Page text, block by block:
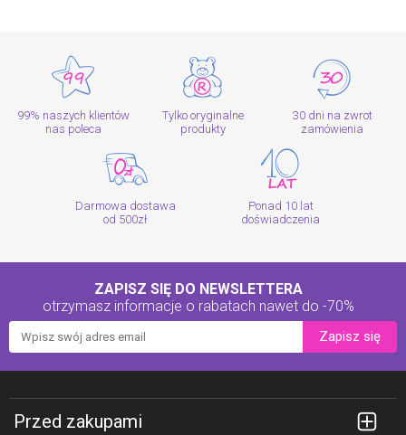
99% naszych klientów
nas poleca
Tylko oryginalne
produkty
30 dni na zwrot
zamówienia
Darmowa dostawa
od 500zł
Ponad 10 lat
doświadczenia
ZAPISZ SIĘ DO NEWSLETTERA
otrzymasz informacje o rabatach nawet do -70%
Zapisz się
Przed zakupami